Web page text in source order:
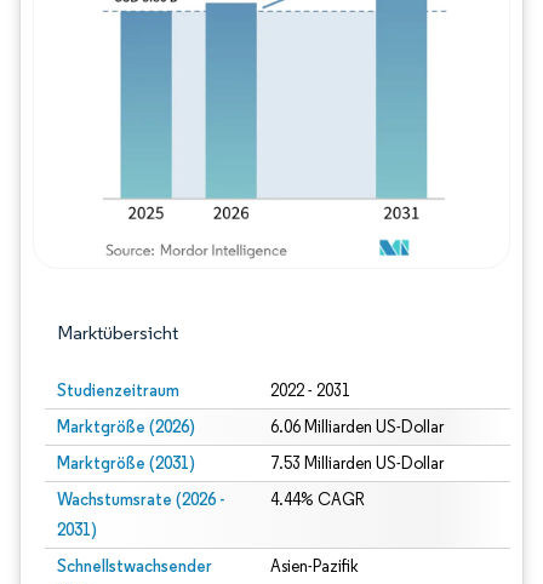
Marktübersicht
Studienzeitraum 2022 - 2031
Marktgröße (2026) 6.06 Milliarden US-Dollar
Marktgröße (2031) 7.53 Milliarden US-Dollar
Wachstumsrate (2026 -
2031)
4.44% CAGR
Schnellstwachsender
Asien-Pazifik